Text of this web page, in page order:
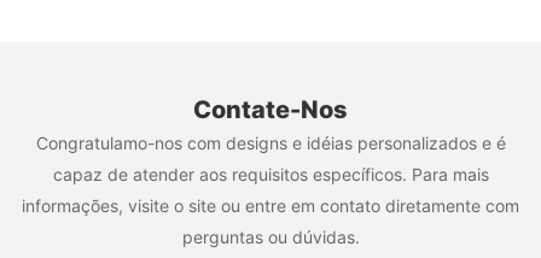
Contate-Nos
Congratulamo-nos com designs e idéias personalizados e é
capaz de atender aos requisitos específicos. Para mais
informações, visite o site ou entre em contato diretamente com
perguntas ou dúvidas.